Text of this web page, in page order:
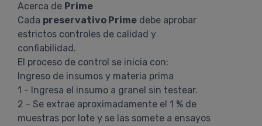
Acerca de Prime
Cada preservativo Prime debe aprobar
estrictos controles de calidad y
confiabilidad.
El proceso de control se inicia con:
Ingreso de insumos y materia prima
1 - Ingresa el insumo a granel sin testear.
2 - Se extrae aproximadamente el 1 % de
muestras por lote y se las somete a ensayos